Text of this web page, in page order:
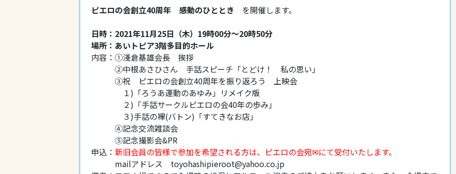
ピエロの会創立40周年 感動のひととき
を開催します。
日時：2021年11月25日（木）19時00分～20時50分
場所：あいトピア3階多目的ホール
内容：①淺倉基雄会長 挨拶
②中根あさひさん 手話スピーチ「とどけ！ 私の思い」
③祝 ピエロの会創立40周年を振り返ろう 上映会
１)「ろうあ運動のあゆみ」リメイク版
２)「手話サークルピエロの会40年の歩み」
３)手話の襷(バトン)「すてきなお店」
④記念交流雑談会
⑤記念撮影会&PR
申込：新旧会員の皆様で参加を希望される方は、ピエロの会宛✉にて受付いたします。
mailアドレス toyohashipieroot@yahoo.co.jp